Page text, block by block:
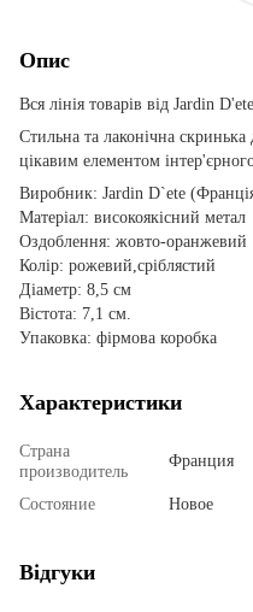
Опис
Вся лінія товарів від Jardin
Стильна та лаконічна скринька
цікавим елементом
Виробник: Jardin D`ete
Матеріал: високоякісний метал
Оздоблення: жовто-оранжевий
Колір: рожевий,сріблястий
Діаметр: 8,5 см
Вістота: 7,1 см.
Упаковка: фірмова коробка
Характеристики
Страна
производитель
Франция
Состояние Новое
Відгуки